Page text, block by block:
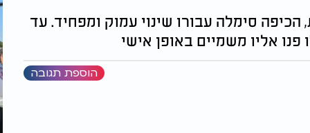
סימלה עבורו שינוי עמוק ומפחיד. עד
אליו משמיים באופן אישי
הוספת תגובה